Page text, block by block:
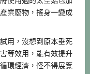
業廢物，搖身一變成
試用，沒想到原本垂死
等效用，能有效提升
環經濟，怪不得展覽